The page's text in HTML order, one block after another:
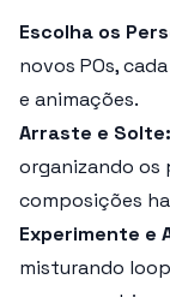
Escolha os
novos POs,
e animações.
Arraste e Solte:
organizando os
composições
Experimente e
misturando